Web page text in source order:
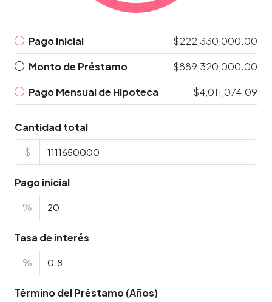
Pago inicial
$222,330,000.00
Monto de Préstamo
$889,320,000.00
Pago Mensual de Hipoteca
$4,011,074.09
Cantidad total
$
Pago inicial
%
Tasa de interés
%
Término del Préstamo (Años)